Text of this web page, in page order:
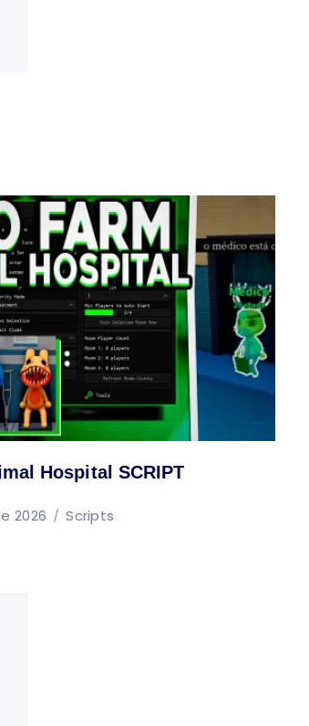
Hospital SCRIPT
2026 Scripts